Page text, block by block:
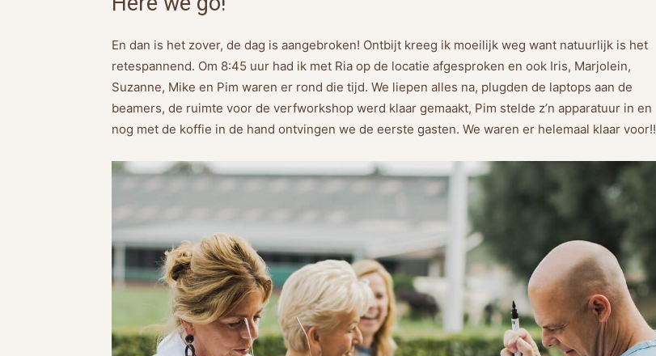
En dan is het zover, de dag is aangebroken! Ontbijt kreeg ik moeilijk weg want natuurlijk is het
retespannend. Om 8:45 uur had ik met Ria op de locatie afgesproken en ook Iris, Marjolein,
Suzanne, Mike en Pim waren er rond die tijd. We liepen alles na, plugden de laptops aan de
beamers, de ruimte voor de verfworkshop werd klaar gemaakt, Pim stelde z’n apparatuur in en
nog met de koffie in de hand ontvingen we de eerste gasten. We waren er helemaal klaar voor!!